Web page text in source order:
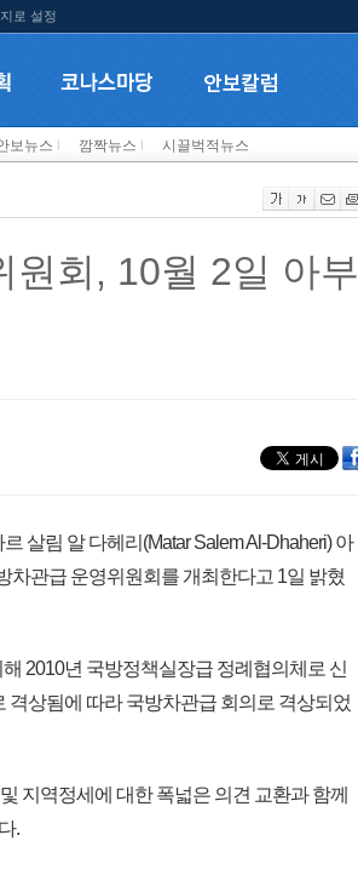
로 설정
보뉴스 깜짝뉴스 시끌벅적뉴스
원회, 10월 2일 아부
살림 알 다헤리(Matar Salem Al-Dhaheri) 아
차관급 운영위원회를 개최한다고 1일 밝혔
2010년 국방정책실장급 정례협의체로 신
격상됨에 따라 국방차관급 회의로 격상되었
지역정세에 대한 폭넓은 의견 교환과 함께
.